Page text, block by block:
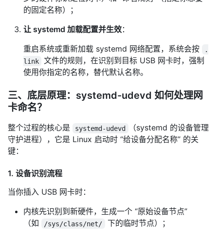
的固定名称）；
让 systemd 加载配置并生效：
重启系统或重新加载 systemd 网络配置，系统会按
.
link
文件的规则，在识别到目标 USB 网卡时，强制
使用你指定的名称，替代默认名称。
三、底层原理：systemd-udevd 如何处理网
卡命名？
整个过程的核心是 systemd-udevd
（systemd 的设备管理
守护进程），它是 Linux 启动时 “给设备分配名称” 的关
键：
1. 设备识别流程
当你插入 USB 网卡时：
内核先识别到新硬件，生成一个 “原始设备节点”
（如
/sys/class/net/ 下的临时节点）；